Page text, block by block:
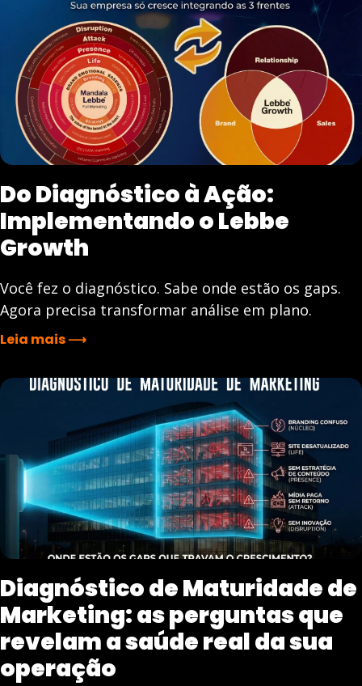
Do Diagnóstico à Ação:
Implementando o Lebbe
Growth
Você fez o diagnóstico. Sabe onde estão os gaps.
Agora precisa transformar análise em plano.
Leia mais ⟶
Diagnóstico de Maturidade de
Marketing: as perguntas que
revelam a saúde real da sua
operação